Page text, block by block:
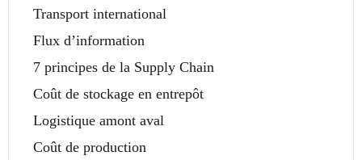
Transport international
Flux d’information
7 principes de la Supply Chain
Coût de stockage en entrepôt
Logistique amont aval
Coût de production